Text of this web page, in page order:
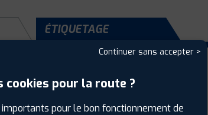
ÉTIQUETAGE
Continuer sans accepter >
cookies pour la route ?
importants pour le bon fonctionnement de